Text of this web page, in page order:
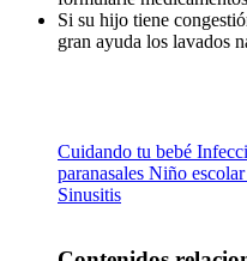
Si su hijo tiene
gran ayuda los lavados
Cuidando tu bebé
paranasales Niño escolar
Sinusitis